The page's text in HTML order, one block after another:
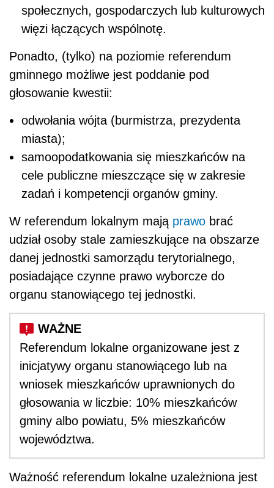
społecznych, gospodarczych lub kulturowych
więzi łączących wspólnotę.
Ponadto, (tylko) na poziomie referendum
gminnego możliwe jest poddanie pod
głosowanie kwestii:
odwołania wójta (burmistrza, prezydenta
miasta);
samoopodatkowania się mieszkańców na
cele publiczne mieszczące się w zakresie
zadań i kompetencji organów gminy.
W referendum lokalnym mają prawo brać
udział osoby stale zamieszkujące na obszarze
danej jednostki samorządu terytorialnego,
posiadające czynne prawo wyborcze do
organu stanowiącego tej jednostki.
Referendum lokalne organizowane jest z
inicjatywy organu stanowiącego lub na
wniosek mieszkańców uprawnionych do
głosowania w liczbie: 10% mieszkańców
gminy albo powiatu, 5% mieszkańców
województwa.
Ważność referendum lokalne uzależniona jest